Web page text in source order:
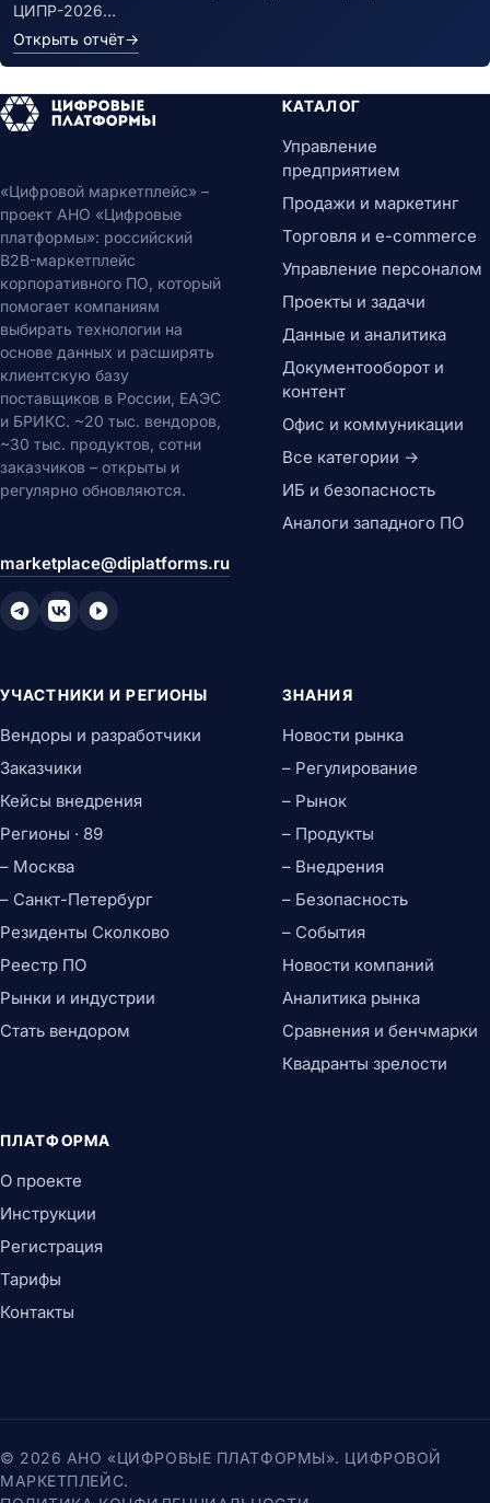
ЦИПР-2026…
Открыть отчёт→
«Цифровой маркетплейс» –
проект АНО «Цифровые
платформы»: российский
B2B-маркетплейс
корпоративного ПО, который
помогает компаниям
выбирать технологии на
основе данных и расширять
клиентскую базу
поставщиков в России, ЕАЭС
и БРИКС. ~20 тыс. вендоров,
~30 тыс. продуктов, сотни
заказчиков – открыты и
регулярно обновляются.
marketplace@diplatforms.ru
КАТАЛОГ
Управление
предприятием
Продажи и маркетинг
Торговля и e-commerce
Управление персоналом
Проекты и задачи
Данные и аналитика
Документооборот и
контент
Офис и коммуникации
Все категории →
ИБ и безопасность
Аналоги западного ПО
УЧАСТНИКИ И РЕГИОНЫ
Вендоры и разработчики
Заказчики
Кейсы внедрения
Регионы · 89
– Москва
– Санкт-Петербург
Резиденты Сколково
Реестр ПО
Рынки и индустрии
Стать вендором
ЗНАНИЯ
Новости рынка
– Регулирование
– Рынок
– Продукты
– Внедрения
– Безопасность
– События
Новости компаний
Аналитика рынка
Сравнения и бенчмарки
Квадранты зрелости
ПЛАТФОРМА
О проекте
Инструкции
Регистрация
Тарифы
Контакты
© 2026 АНО «ЦИФРОВЫЕ ПЛАТФОРМЫ». ЦИФРОВОЙ
МАРКЕТПЛЕЙС.